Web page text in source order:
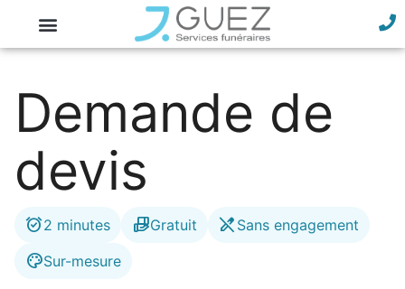
Demande de
devis
alarm_on2 minutes hand_packageGratuit edit_off Sans engagement
paletteSur-mesure